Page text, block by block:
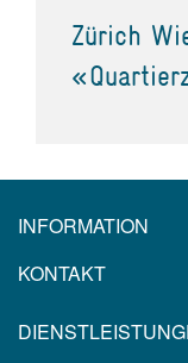
Zürich
INFORMATION
KONTAKT